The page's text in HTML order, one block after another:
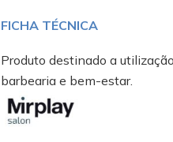
FICHA TÉCNICA
Produto destinado a
barbearia e bem-estar.